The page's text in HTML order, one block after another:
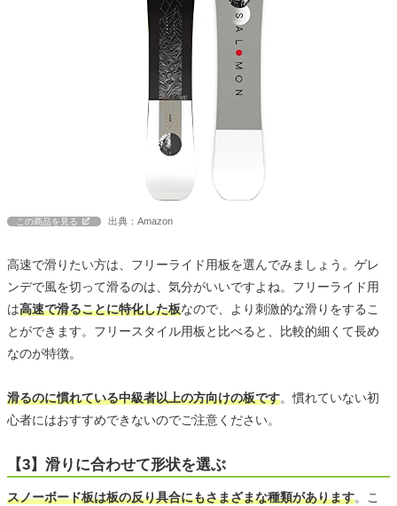
この商品を見る 出典：Amazon
高速で滑りたい方は、フリーライド用板を選んでみましょう。ゲレ
ンデで風を切って滑るのは、気分がいいですよね。フリーライド用
は高速で滑ることに特化した板なので、より刺激的な滑りをするこ
とができます。フリースタイル用板と比べると、比較的細くて長め
なのが特徴。
滑るのに慣れている中級者以上の方向けの板です。慣れていない初
心者にはおすすめできないのでご注意ください。
【3】滑りに合わせて形状を選ぶ
スノーボード板は板の反り具合にもさまざまな種類があります。こ